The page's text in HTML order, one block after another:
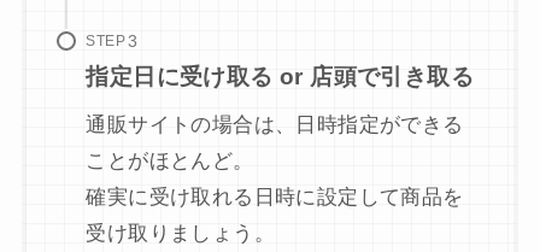
STEP
指定日に受け取る or 店頭で引き取る
通販サイトの場合は、日時指定ができる
ことがほとんど。
確実に受け取れる日時に設定して商品を
受け取りましょう。